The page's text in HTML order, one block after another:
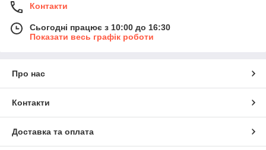
Контакти
Сьогодні працює з 10:00 до 16:30
Показати весь графік роботи
Про нас
Контакти
Доставка та оплата